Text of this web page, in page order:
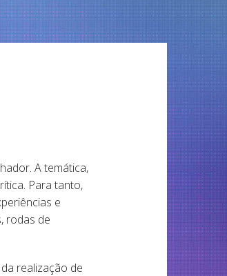
A temática,
Para tanto,
e
rodas de
realização de